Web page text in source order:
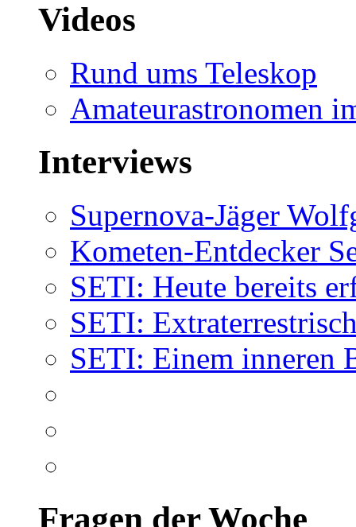
Videos
Rund ums Teleskop
Amateurastronomen
Interviews
Supernova-Jäger
Kometen-Entdecker
SETI: Heute bereits
SETI:
SETI: Einem inneren
Fragen der Woche